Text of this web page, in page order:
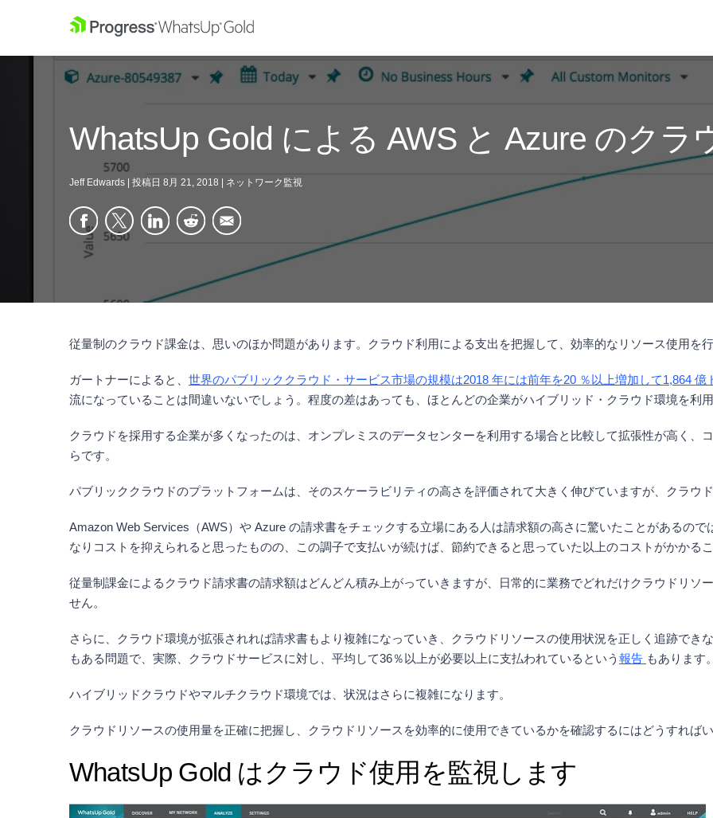
WhatsUp Gold による AWS と Azure のクラ
Jeff Edwards 投稿日 8月 21, 2018 ネットワーク監視
従量制のクラウド課金は、思いのほか問題があります。クラウド利用による支出を把握して、効率的なリソース使用を行
ガートナーによると、 世界のパブリッククラウド・サービス市場の規模は2018 年には前年を20 ％以上増加して1,864 億
流になっていることは間違いないでしょう。程度の差はあっても、ほとんどの企業がハイブリッド・クラウド環境を利
クラウドを採用する企業が多くなったのは、オンプレミスのデータセンターを利用する場合と比較して拡張性が高く、
らです。
パブリッククラウドのプラットフォームは、そのスケーラビリティの高さを評価されて大きく伸びていますが、クラウ
Amazon Web Services（AWS）や Azure の請求書をチェックする立場にある人は請求額の高さに驚いたことがあるの
なりコストを抑えられると思ったものの、この調子で支払いが続けば、節約できると思っていた以上のコストがかかる
従量制課金によるクラウド請求書の請求額はどんどん積み上がっていきますが、日常的に業務でどれだけクラウドリソ
せん。
さらに、クラウド環境が拡張されれば請求書もより複雑になっていき、クラウドリソースの使用状況を正しく追跡でき
もある問題で、実際、クラウドサービスに対し、平均して36％以上が必要以上に支払われているという 報告 もあります。
ハイブリッドクラウドやマルチクラウド環境では、状況はさらに複雑になります。
クラウドリソースの使用量を正確に把握し、クラウドリソースを効率的に使用できているかを確認するにはどうすれば
WhatsUp Gold はクラウド使用を監視します